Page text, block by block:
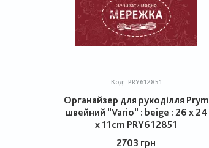
Код: PRY612851
Органайзер для рукоділля Prym
швейний "Vario" : beige : 26 x 24
x 11cm PRY612851
2703 грн